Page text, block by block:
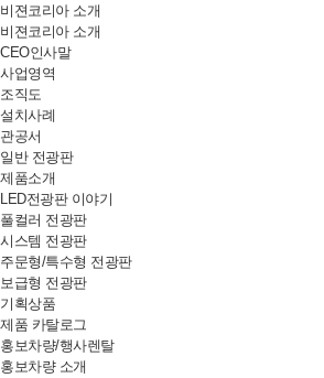
비젼코리아 소개
비젼코리아 소개
CEO인사말
사업영역
조직도
설치사례
관공서
일반 전광판
제품소개
LED전광판 이야기
풀컬러 전광판
시스템 전광판
주문형/특수형 전광판
보급형 전광판
기획상품
제품 카탈로그
홍보차량/행사렌탈
홍보차량 소개